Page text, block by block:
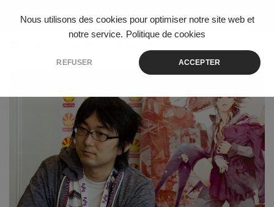
Nous utilisons des cookies pour optimiser notre site web et
notre service. Politique de cookies
REFUSER ACCEPTER
Skip to content